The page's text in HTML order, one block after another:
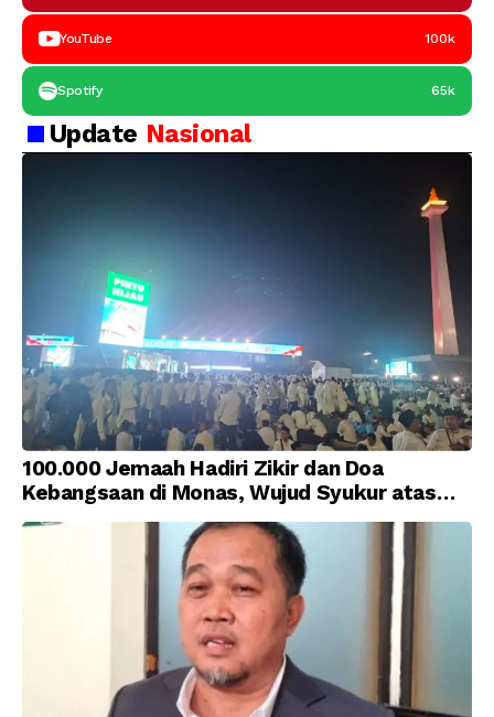
YouTube 100k
Spotify 65k
Update Nasional
100.000 Jemaah Hadiri Zikir dan Doa
Kebangsaan di Monas, Wujud Syukur atas
Kemerdekaan Indonesia